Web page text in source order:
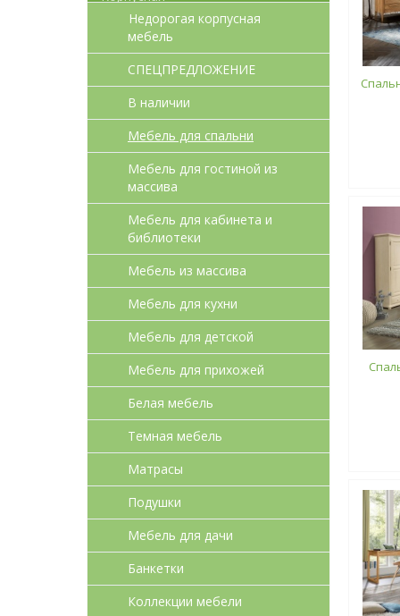
Недорогая корпусная
мебель
СПЕЦПРЕДЛОЖЕНИЕ
В наличии
Мебель для спальни
Мебель для гостиной из
массива
Мебель для кабинета и
библиотеки
Мебель из массива
Мебель для кухни
Мебель для детcкой
Мебель для прихожей
Белая мебель
Темная мебель
Матрасы
Подушки
Мебель для дачи
Банкетки
Коллекции мебели